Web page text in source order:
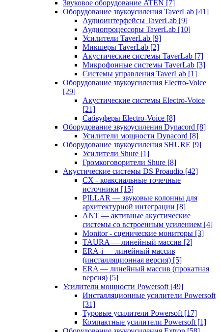
Звуковое оборудование ATEN [7]
Оборудование звукоусиления TaverLab [41]
Аудиоинтерфейсы TaverLab [9]
Аудиопроцессоры TaverLab [10]
Усилители TaverLab [9]
Микшеры TaverLab [2]
Акустические системы TaverLab [7]
Микрофонные системы TaverLab [3]
Системы управления TaverLab [1]
Оборудование звукоусиления Electro-Voice
[29]
Акустические системы Electro-Voice
[21]
Сабвуферы Electro-Voice [8]
Оборудование звукоусиления Dynacord [8]
Усилители мощности Dynacord [8]
Оборудование звукоусиления SHURE [9]
Усилители Shure [1]
Громкоговорители Shure [8]
Акустические системы DS Proaudio [42]
CX - коаксиальные точечные
источники [15]
PILLAR — звуковые колонны для
архитектурной интеграции [8]
ANT — активные акустические
системы со встроенным усилением [4]
Monitor - сценические мониторы [3]
TAURA — линейный массив [2]
ERA-i — линейный массив
(инсталляционная версия) [5]
ERA — линейный массив (прокатная
версия) [5]
Усилители мощности Powersoft [49]
Инсталляционные усилители Powersoft
[31]
Туровые усилители Powersoft [17]
Компактные усилители Powersoft [1]